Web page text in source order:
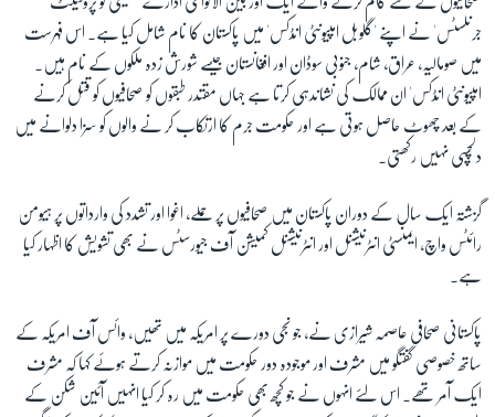
جرنلسٹس' نے اپنے 'گلوبل امپیونٹی انڈکس' میں پاکستان کا نام شامل کیا ہے۔ اس فہرست
میں صومالیہ، عراق، شام، جنوبی سوڈان اور افغانستان جیسے شورش زدہ ملکوں کے نام ہیں۔
امپیونٹی انڈکس' ان ممالک کی نشاندہی کرتا ہے جہاں مقتدر طبقوں کو صحافیوں کو قتل کرنے
کے بعد چھوٹ حاصل ہوتی ہے اور حکومت جرم کا ارتکاب کر نے والوں کو سزا دلوانے میں
دلچسپی نہیں رکھتی۔
گزشتہ ایک سال کے دوران پاکستان میں صحافیوں پر حملے، اغوا اور تشدد کی وارداتوں پر ہیومن
رائٹس واچ، ایمنسٹی انٹرنیشنل اور انٹرنیشنل کمیشن آف جیورسٹس نے بھی تشویش کا اظہار کیا
ہے۔
پاکستانی صحافی عاصمہ شیرازی نے، جو نجی دورے پر امریکہ میں تھیں، وائس آف امریکہ کے
ساتھ خصوصی گفتگو میں مشرف اور موجودہ دور حکومت میں موازنہ کرتے ہوئے کہا کہ مشرف
ایک آمر تھے۔ اس لئے انہوں نے جو کچھ بھی حکومت میں رہ کر کیا انہیں آئین شکن کے